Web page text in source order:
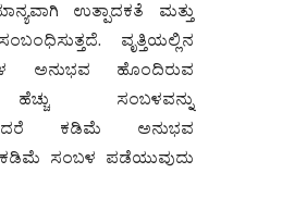
ಉತ್ಪಾದಕತೆ ಮತ್ತು
ವೃತ್ತಿಯಲ್ಲಿನ
ಅನುಭವ ಹೊಂದಿರುವ
ಸಂಬಳವನ್ನು
ಕಡಿಮೆ ಅನುಭವ
ಸಂಬಳ ಪಡೆಯುವುದು